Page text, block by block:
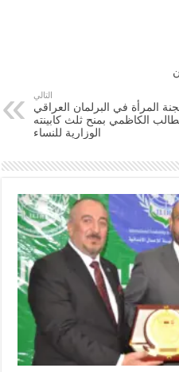
التالي
المرأة في البرلمان العراقي
الكاظمي بمنح ثلث كابينته
الوزارية للنساء